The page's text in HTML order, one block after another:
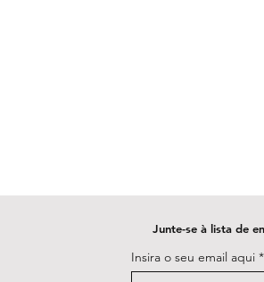
Junte-se à lista de
Insira o seu email aqui